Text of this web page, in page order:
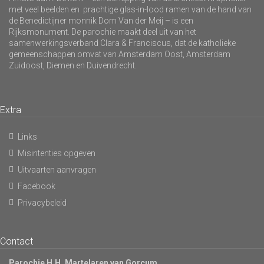
met veel beelden en prachtige glas-in-lood ramen van de hand van
de Benedictijner monnik Dom Van der Meij – is een
Rijksmonument. De parochie maakt deel uit van het
samenwerkingsverband Clara & Franciscus, dat de katholieke
gemeenschappen omvat van Amsterdam Oost, Amsterdam
Zuidoost, Diemen en Duivendrecht.
Extra
Links
Misintenties opgeven
Uitvaarten aanvragen
Facebook
Privacybeleid
Contact